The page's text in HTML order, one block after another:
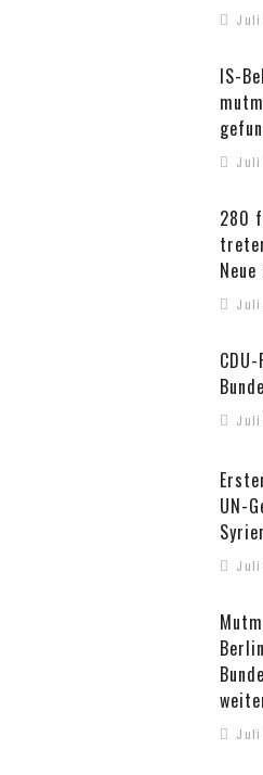
Juli
IS-
Juli
280
Juli
Juli
UN-
Juli
Juli